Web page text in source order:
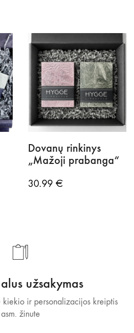
Dovanų rinkinys
„Mažoji prabanga“
30.99 €
užsakymas
ir personalizacijos kreiptis
asm. žinute